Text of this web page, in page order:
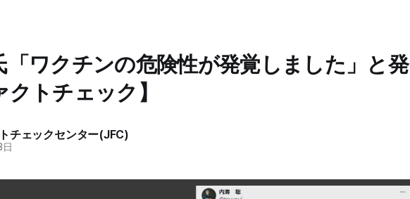
「ワクチンの危険性が発覚しました」と発
トチェック】
チェックセンター(JFC)